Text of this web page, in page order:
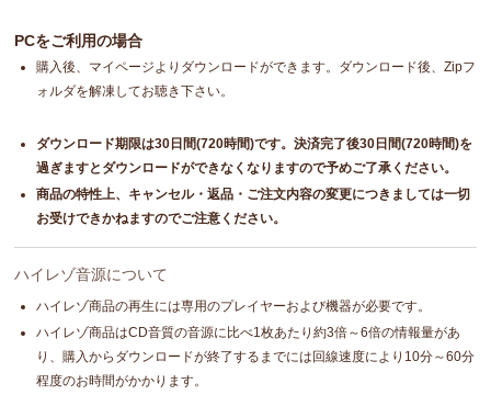
PCをご利用の場合
購入後、マイページよりダウンロードができます。ダウンロード後、Zipフ
ォルダを解凍してお聴き下さい。
ダウンロード期限は30日間(720時間)です。決済完了後30日間(720時間)を
過ぎますとダウンロードができなくなりますので予めご了承ください。
商品の特性上、キャンセル・返品・ご注文内容の変更につきましては一切
お受けできかねますのでご注意ください。
ハイレゾ音源について
ハイレゾ商品の再生には専用のプレイヤーおよび機器が必要です。
ハイレゾ商品はCD音質の音源に比べ1枚あたり約3倍～6倍の情報量があ
り、購入からダウンロードが終了するまでには回線速度により10分～60分
程度のお時間がかかります。